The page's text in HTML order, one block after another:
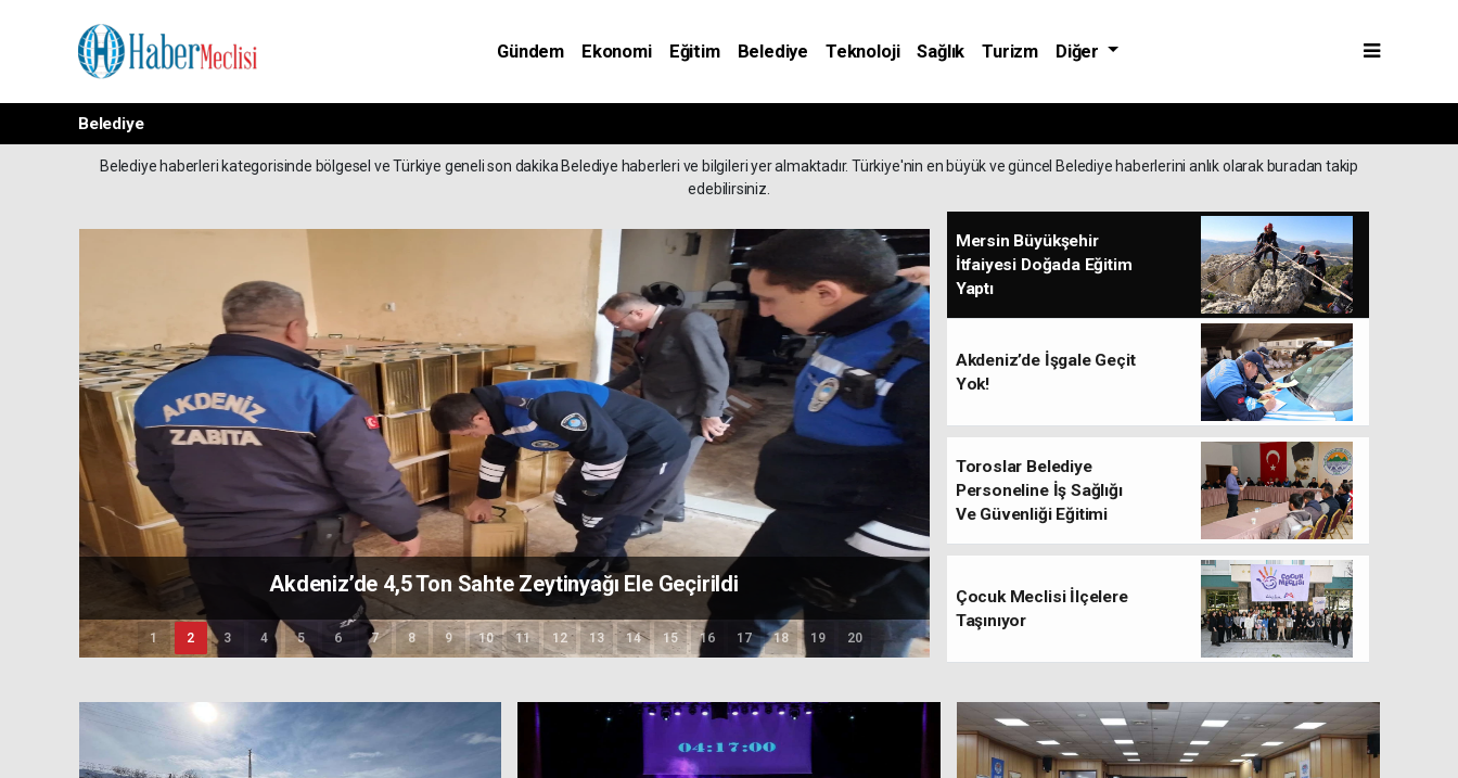
Gündem Ekonomi Eğitim Belediye Teknoloji Sağlık Turizm Diğer
Belediye
Belediye haberleri kategorisinde bölgesel ve Türkiye geneli son dakika Belediye haberleri ve bilgileri yer almaktadır. Türkiye'nin en büyük ve güncel Belediye haberlerini anlık olarak buradan takip
edebilirsiniz.
Başkan Özyiğit’ten ‘GENÇŞEHİR’ müjdesi Marketlere Ramazan Ayı
1 2 3 4 5 6 7 8 9 10 11 12 13 14 15 16 17 18 19 20
Mersin Büyükşehir
İtfaiyesi Doğada Eğitim
Yaptı
Akdeniz’de İşgale Geçit
Yok!
Toroslar Belediye
Personeline İş Sağlığı
Ve Güvenliği Eğitimi
Çocuk Meclisi İlçelere
Taşınıyor